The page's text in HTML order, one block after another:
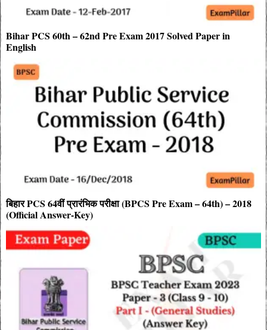
Bihar PCS 60th – 62nd Pre Exam 2017 Solved Paper in
English
बिहार PCS 64वीं प्रारंभिक परीक्षा (BPCS Pre Exam – 64th) – 2018
(Official Answer-Key)